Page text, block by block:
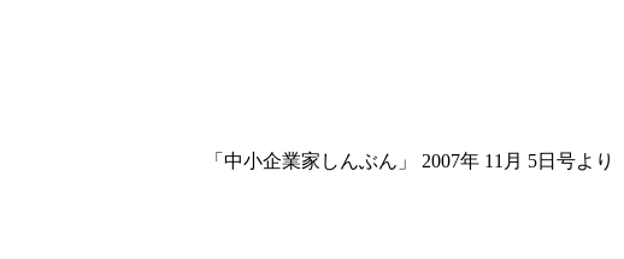
「中小企業家しんぶん」 2007年 11月 5日号より